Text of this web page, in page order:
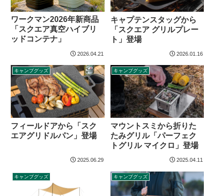
ワークマン2026年新商品
「スクエア真空ハイブリ
ッドコンテナ」
2026.04.21
キャプテンスタッグから
「スクエア グリルプレー
ト」登場
2026.01.16
キャンプグッズ
フィールドアから「スク
エアグリドルパン」登場
2025.06.29
キャンプグッズ
マウントスミから折りた
たみグリル「パーフェク
トグリル マイクロ」登場
2025.04.11
キャンプグッズ キャンプグッズ